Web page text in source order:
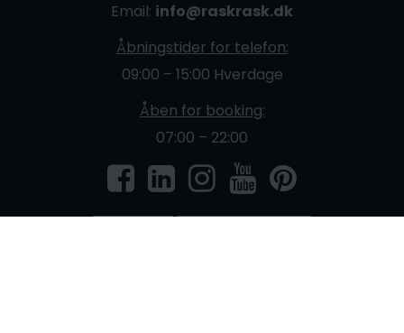
Email: info@raskrask.dk
Åbningstider for telefon:
09:00 – 15:00 Hverdage
Åben for booking:
07:00 – 22:00